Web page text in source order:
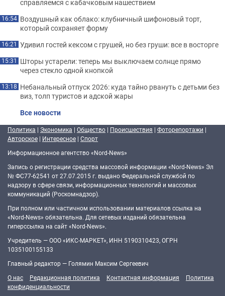
справляемся с кабачковым нашествием
16:54 Воздушный как облако: клубничный шифоновый торт,
который сохраняет форму
16:21 Удивил гостей кексом с грушей, но без груши: все в восторге
15:31 Шторы устарели: теперь мы выключаем солнце прямо
через стекло одной кнопкой
13:18 Небанальный отпуск 2026: куда тайно рвануть с детьми без
виз, толп туристов и адской жары
Все новости
Политика | Экономика | Общество | Происшествия | Фоторепортажи |
Авторское | Интересное | Спорт
Информационное агентство «Nord-News»
Запись о регистрации средства массовой информации «Nord-News» Эл
№ ФС77-62541 от 27.07.2015 г. выдано Федеральной службой по
надзору в сфере связи, информационных технологий и массовых
коммуникаций (Роскомнадзор).
При полном или частичном использовании материалов ссылка на
«Nord-News» обязательна. Для сетевых изданий обязательна
гиперссылка на сайт «Nord-News».
Учредитель — ООО «ИКС-МАРКЕТ», ИНН 5190310423, ОГРН
1035100155133
Главный редактор — Голямин Максим Сергеевич
О нас
Редакционная политика Контактная информация
Политика
конфиденциальности